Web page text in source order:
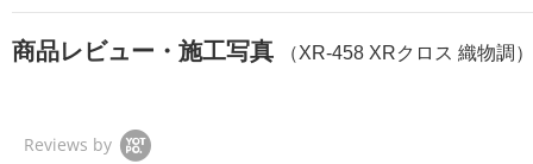
商品レビュー・施工写真 （XR-458 XRクロス 織物調）
Reviews by